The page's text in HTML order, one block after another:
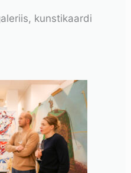
kunstikaardi